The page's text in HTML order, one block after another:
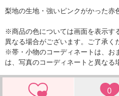
梨地の生地・強いピンクがかった赤
※商品の色については画面を表示す
異なる場合がございます。ご了承く
※帯・小物のコーディネートは、お
は、写真のコーディネートと異なる
0